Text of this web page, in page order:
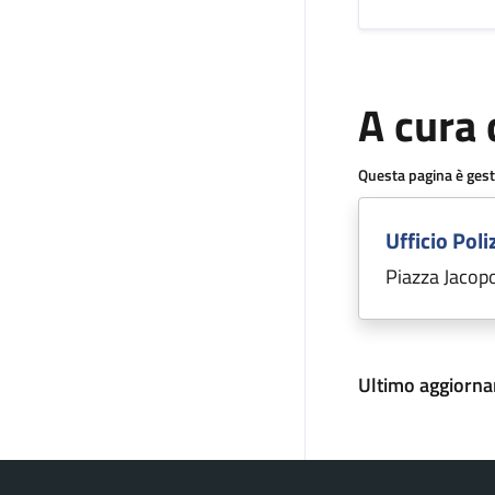
A cura
Questa pagina è
Ufficio
Piazza
Ultimo